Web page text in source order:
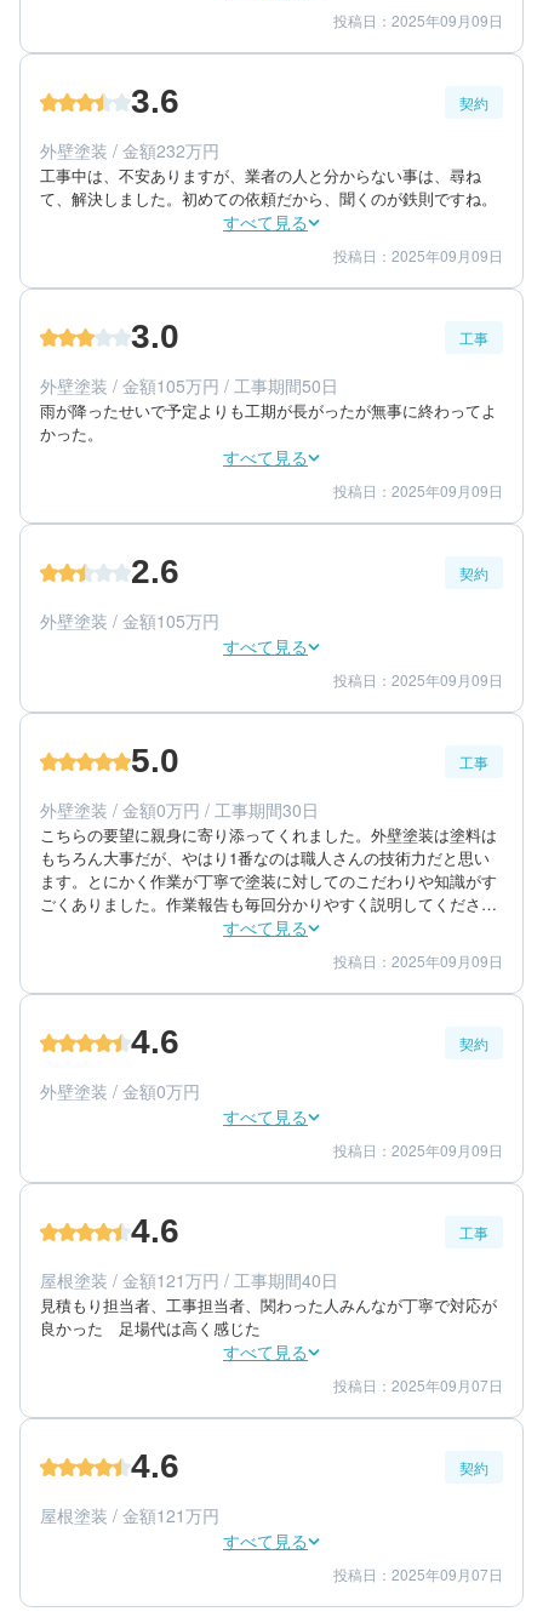
仕上がり 3
満足度 5
60代/女性/一戸建て
築年数：30年
投稿日：2025年09月09日
3.6 契約
外壁塗装 / 金額232万円
工事中は、不安ありますが、業者の人と分からない事は、尋ね
て、解決しました。初めての依頼だから、聞くのが鉄則ですね。
すべて見る
金額感 3
担当者 3
60代/女性/一戸建て
築年数：30年
投稿日：2025年09月09日
3.0 工事
外壁塗装 / 金額105万円 / 工事期間50日
雨が降ったせいで予定よりも工期が長がったが無事に終わってよ
かった。
すべて見る
仕上がり 3
満足度 3
60代/男性/一戸建て
築年数：25年
投稿日：2025年09月09日
2.6 契約
外壁塗装 / 金額105万円
すべて見る
金額感 2
担当者 3
60代/男性/一戸建て
築年数：25年
投稿日：2025年09月09日
5.0 工事
外壁塗装 / 金額0万円 / 工事期間30日
こちらの要望に親身に寄り添ってくれました。外壁塗装は塗料は
もちろん大事だが、やはり1番なのは職人さんの技術力だと思い
ます。とにかく作業が丁寧で塗装に対してのこだわりや知識がす
ごくありました。作業報告も毎回分かりやすく説明してくださ
り、安心して任せることができ、思っていた以上に完璧な仕上が
すべて見る
仕上がり 5
満足度 5
30代/女性/一戸建て
築年数：6年
投稿日：2025年09月09日
4.6 契約
外壁塗装 / 金額0万円
すべて見る
金額感 5
担当者 4
30代/女性/一戸建て
築年数：6年
投稿日：2025年09月09日
4.6 工事
屋根塗装 / 金額121万円 / 工事期間40日
見積もり担当者、工事担当者、関わった人みんなが丁寧で対応が
良かった　足場代は高く感じた
すべて見る
仕上がり 4
満足度 5
70代/女性/一戸建て
築年数：28年
投稿日：2025年09月07日
4.6 契約
屋根塗装 / 金額121万円
すべて見る
金額感 5
担当者 4
投稿日：2025年09月07日